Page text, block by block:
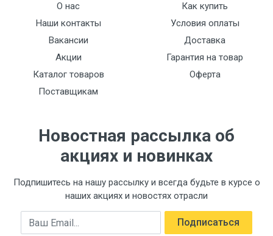
О нас
Наши контакты
Вакансии
Акции
Каталог товаров
Поставщикам
Как купить
Условия оплаты
Доставка
Гарантия на товар
Оферта
Новостная рассылка об
акциях и новинках
Подпишитесь на нашу рассылку и всегда будьте в курсе о
наших акциях и новостях отрасли
Email Подписаться